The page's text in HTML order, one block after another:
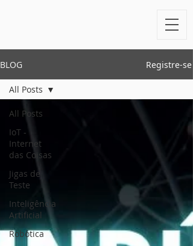
BLOG Registre-se
All Posts
IoT -
Internet
das Coisas
Jigas de
Teste
Inteligência
Artificial
Robótica
All Posts